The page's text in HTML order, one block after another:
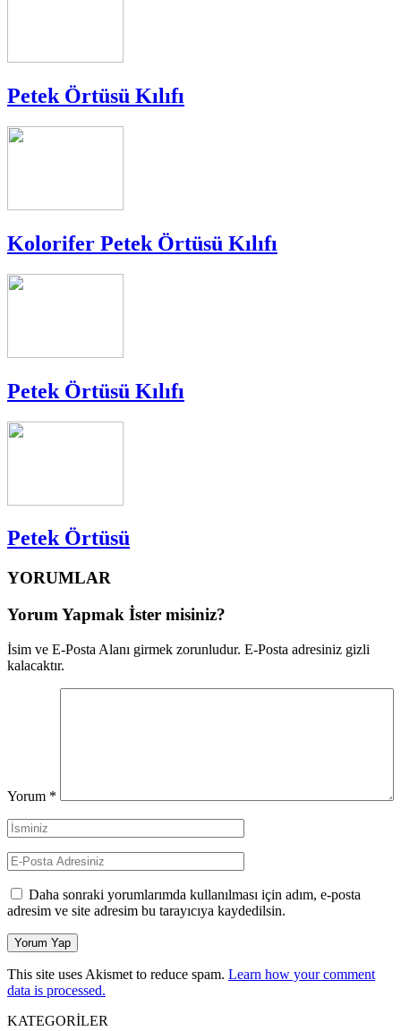
Petek Örtüsü Kılıfı
Kolorifer Petek Örtüsü Kılıfı
Petek Örtüsü Kılıfı
Petek Örtüsü
YORUMLAR
Yorum Yapmak İster misiniz?
İsim ve E-Posta Alanı girmek zorunludur. E-Posta adresiniz gizli
kalacaktır.
Yorum *
Daha sonraki yorumlarımda kullanılması için adım, e-posta
adresim ve site adresim bu tarayıcıya kaydedilsin.
This site uses Akismet to reduce spam. Learn how your comment
data is processed.
KATEGORİLER